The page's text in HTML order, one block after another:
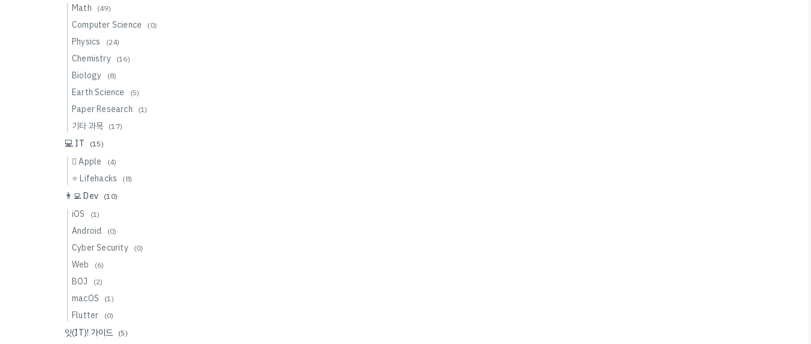
Math (49)
Computer Science (0)
Physics (24)
Chemistry (16)
Biology (8)
Earth Science (5)
Paper Research (1)
기타 과목 (17)
💻 IT (15)
 Apple (4)
⭐️ Lifehacks (8)
👨‍💻 Dev (10)
iOS (1)
Android (0)
Cyber Security (0)
Web (6)
BOJ (2)
macOS (1)
Flutter (0)
잇(IT)! 가이드 (5)